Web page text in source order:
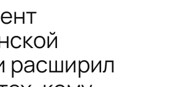
расширил